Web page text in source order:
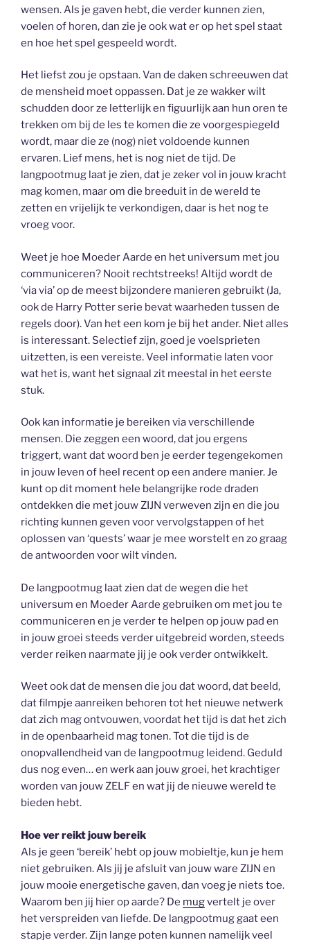
wensen. Als je gaven hebt, die verder kunnen zien,
voelen of horen, dan zie je ook wat er op het spel staat
en hoe het spel gespeeld wordt.
Het liefst zou je opstaan. Van de daken schreeuwen dat
de mensheid moet oppassen. Dat je ze wakker wilt
schudden door ze letterlijk en figuurlijk aan hun oren te
trekken om bij de les te komen die ze voorgespiegeld
wordt, maar die ze (nog) niet voldoende kunnen
ervaren. Lief mens, het is nog niet de tijd. De
langpootmug laat je zien, dat je zeker vol in jouw kracht
mag komen, maar om die breeduit in de wereld te
zetten en vrijelijk te verkondigen, daar is het nog te
vroeg voor.
Weet je hoe Moeder Aarde en het universum met jou
communiceren? Nooit rechtstreeks! Altijd wordt de
‘via via’ op de meest bijzondere manieren gebruikt (Ja,
ook de Harry Potter serie bevat waarheden tussen de
regels door). Van het een kom je bij het ander. Niet alles
is interessant. Selectief zijn, goed je voelsprieten
uitzetten, is een vereiste. Veel informatie laten voor
wat het is, want het signaal zit meestal in het eerste
stuk.
Ook kan informatie je bereiken via verschillende
mensen. Die zeggen een woord, dat jou ergens
triggert, want dat woord ben je eerder tegengekomen
in jouw leven of heel recent op een andere manier. Je
kunt op dit moment hele belangrijke rode draden
ontdekken die met jouw ZIJN verweven zijn en die jou
richting kunnen geven voor vervolgstappen of het
oplossen van ‘quests’ waar je mee worstelt en zo graag
de antwoorden voor wilt vinden.
De langpootmug laat zien dat de wegen die het
universum en Moeder Aarde gebruiken om met jou te
communiceren en je verder te helpen op jouw pad en
in jouw groei steeds verder uitgebreid worden, steeds
verder reiken naarmate jij je ook verder ontwikkelt.
Weet ook dat de mensen die jou dat woord, dat beeld,
dat filmpje aanreiken behoren tot het nieuwe netwerk
dat zich mag ontvouwen, voordat het tijd is dat het zich
in de openbaarheid mag tonen. Tot die tijd is de
onopvallendheid van de langpootmug leidend. Geduld
dus nog even… en werk aan jouw groei, het krachtiger
worden van jouw ZELF en wat jij de nieuwe wereld te
bieden hebt.
Hoe ver reikt jouw bereik
Als je geen ‘bereik’ hebt op jouw mobieltje, kun je hem
niet gebruiken. Als jij je afsluit van jouw ware ZIJN en
jouw mooie energetische gaven, dan voeg je niets toe.
Waarom ben jij hier op aarde? De mugvertelt je over
het verspreiden van liefde. De langpootmug gaat een
stapje verder. Zijn lange poten kunnen namelijk veel